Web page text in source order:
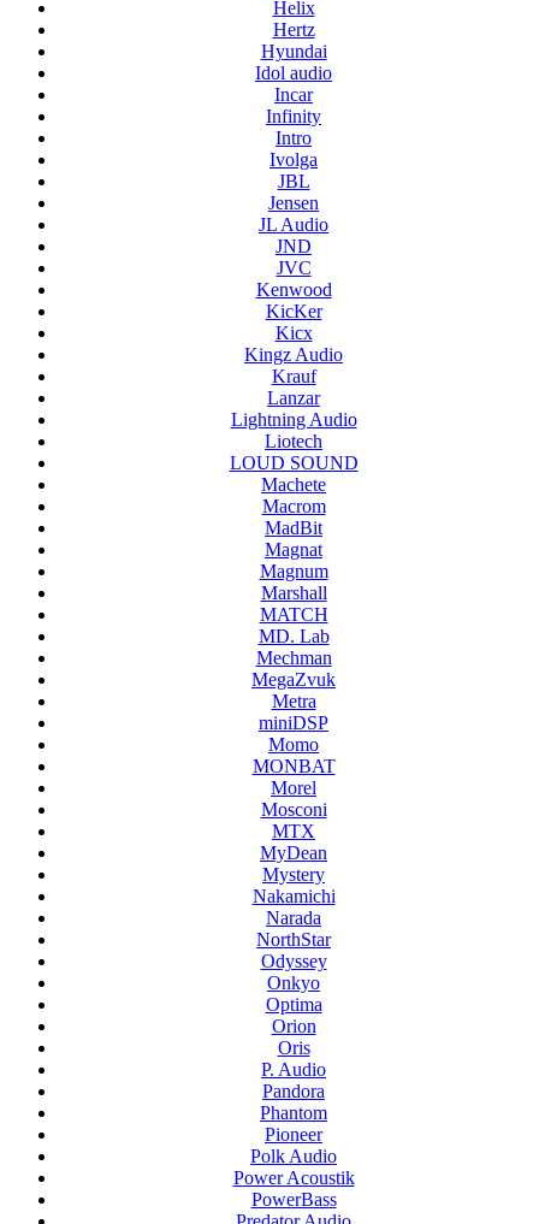
Helix
Hertz
Hyundai
Idol audio
Incar
Infinity
Intro
Ivolga
JBL
Jensen
JL Audio
JND
JVC
Kenwood
KicKer
Kicx
Kingz Audio
Krauf
Lanzar
Lightning Audio
Liotech
LOUD SOUND
Machete
Macrom
MadBit
Magnat
Magnum
Marshall
MATCH
MD. Lab
Mechman
MegaZvuk
Metra
miniDSP
Momo
MONBAT
Morel
Mosconi
MTX
MyDean
Mystery
Nakamichi
Narada
NorthStar
Odyssey
Onkyo
Optima
Orion
Oris
P. Audio
Pandora
Phantom
Pioneer
Polk Audio
Power Acoustik
PowerBass